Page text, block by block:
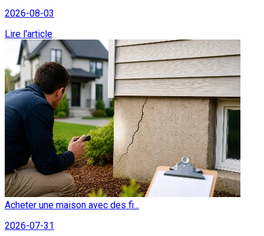
2026-08-03
Lire l'article
Acheter une maison avec des fi...
2026-07-31